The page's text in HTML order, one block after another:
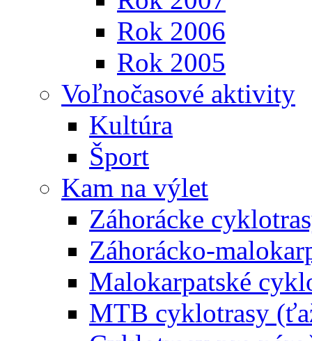
Rok 2006
Rok 2005
Voľnočasové aktivity
Kultúra
Šport
Kam na výlet
Záhorácke
Záhorácko-
Malokarpatské
MTB cyklotrasy